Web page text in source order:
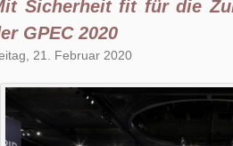
Sicherheit fit für die
GPEC 2020
21. Februar 2020